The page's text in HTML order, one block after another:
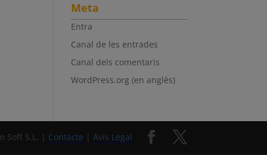
Meta
Entra
Canal de les entrades
Canal dels comentaris
WordPress.org (en anglès)
Soft S.L. | Contacte | Avís Legal